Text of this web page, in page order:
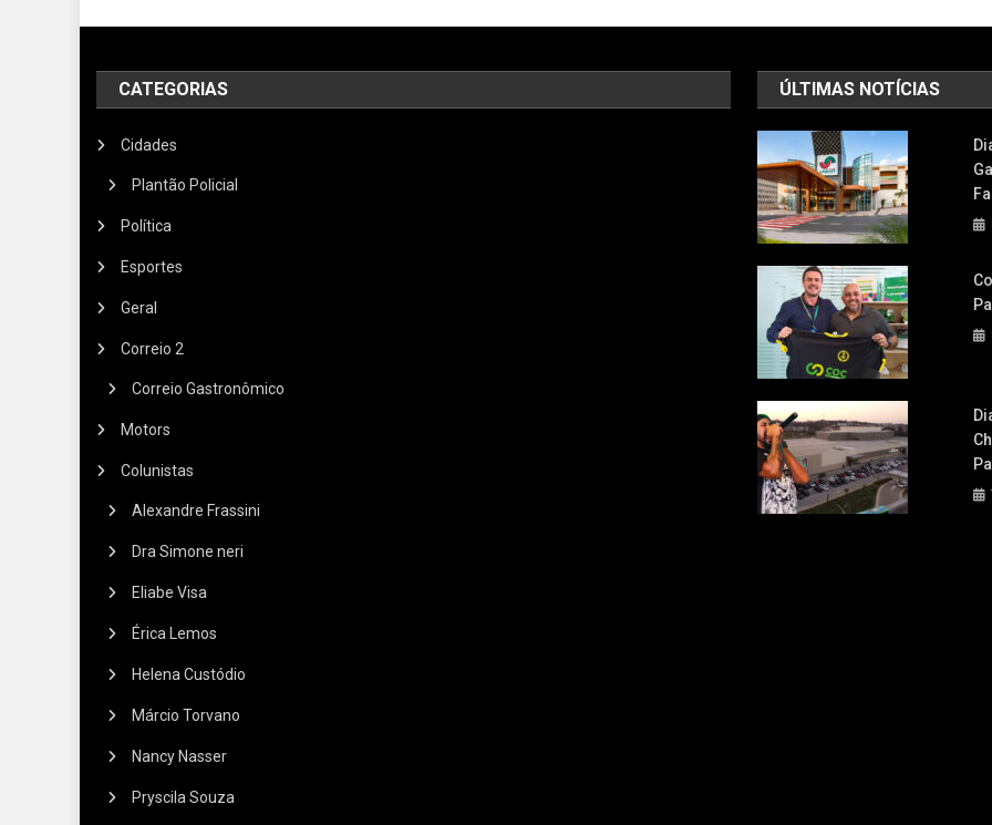
CATEGORIAS
Cidades
Plantão Policial
Política
Esportes
Geral
Correio 2
Correio Gastronômico
Motors
Colunistas
Alexandre Frassini
Dra Simone neri
Eliabe Visa
Érica Lemos
Helena Custódio
Márcio Torvano
Nancy Nasser
Pryscila Souza
ÚLTIMAS NOTÍCIAS